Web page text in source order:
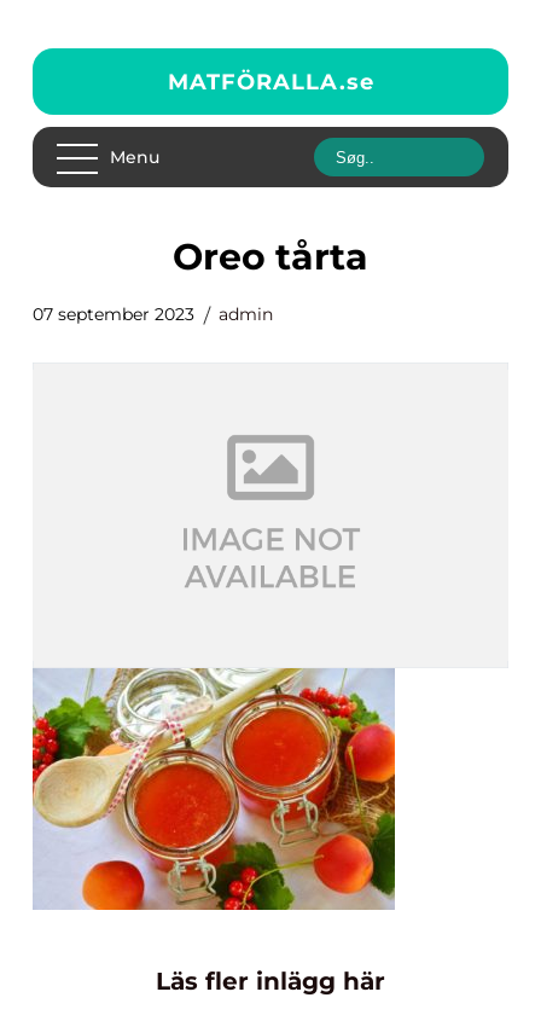
MATFÖRALLA.se
Menu
oreo tårta
07 september 2023 admin
Läs fler inlägg här